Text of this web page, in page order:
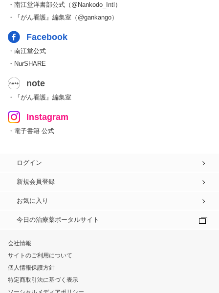
・南江堂洋書部公式（@Nankodo_Intl）
・『がん看護』編集室（@gankango）
Facebook
・南江堂公式
・NurSHARE
note
・『がん看護』編集室
Instagram
・電子書籍 公式
ログイン
新規会員登録
お気に入り
今日の治療薬ポータルサイト
会社情報
サイトのご利用について
個人情報保護方針
特定商取引法に基づく表示